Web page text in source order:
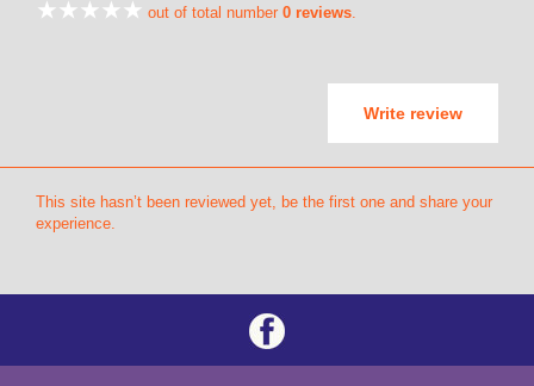
out of total number 0 reviews.
Write review
This site hasn’t been reviewed yet, be the first one and share your
experience.